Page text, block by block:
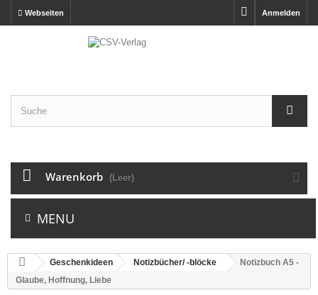
Anmelden
Webseiten
Warenkorb (Leer)
MENU
Geschenkideen Notizbücher/ -blöcke
Notizbuch A5 -
Glaube, Hoffnung, Liebe